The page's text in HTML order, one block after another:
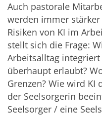
Auch pastorale
werden immer
Risiken von KI im
stellt sich die Frage:
Arbeitsalltag integriert
überhaupt erlaubt?
Grenzen? Wie wird KI
der Seelsorgerin
Seelsorger / eine